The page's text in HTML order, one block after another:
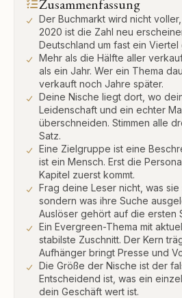
Zusammenfassung
Der Buchmarkt wird nicht
2020 ist die Zahl neu
Deutschland um fast ein Viertel
Mehr als die Hälfte aller
als ein Jahr. Wer ein Thema
verkauft noch Jahre später.
Deine Nische liegt dort, wo
Leidenschaft und ein echter
überschneiden. Stimmen alle
Satz.
Eine Zielgruppe ist eine
ist ein Mensch. Erst die
Kapitel zuerst kommt.
Frag deine Leser nicht, was sie
sondern was ihre Suche
Auslöser gehört auf die ersten
Ein Evergreen-Thema mit
stabilste Zuschnitt. Der Kern
Aufhänger bringt Presse und
Die Größe der Nische ist der
Entscheidend ist, was ein
dein Geschäft wert ist.